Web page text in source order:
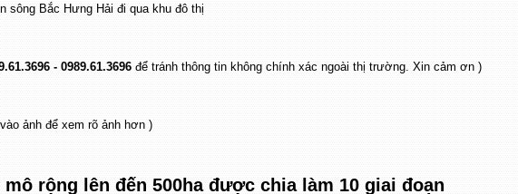
sông Bắc Hưng Hải đi qua khu đô thị
- 0989.61.3696 để tránh thông tin không chính xác ngoài thị trường. Xin cảm ơn )
ảnh để xem rõ ảnh hơn )
mô rộng lên đến 500ha được chia làm 10 giai đoạn